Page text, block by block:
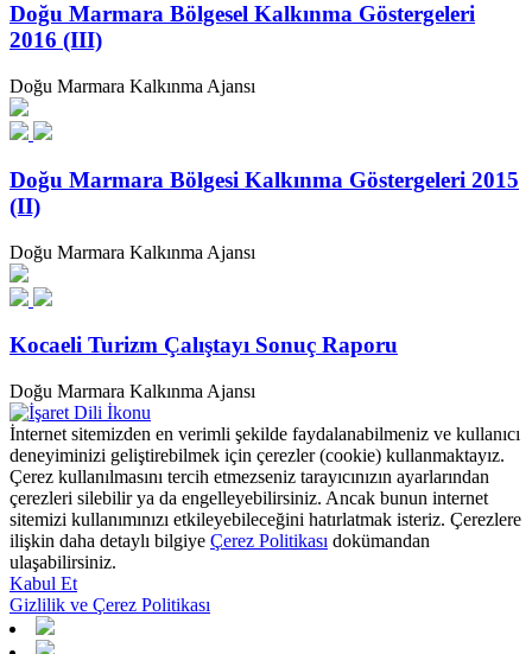
Doğu Marmara Bölgesel Kalkınma Göstergeleri
2016 (III)
Doğu Marmara Kalkınma Ajansı
Doğu Marmara Bölgesi Kalkınma Göstergeleri 2015
(II)
Doğu Marmara Kalkınma Ajansı
Kocaeli Turizm Çalıştayı Sonuç Raporu
Doğu Marmara Kalkınma Ajansı
İnternet sitemizden en verimli şekilde faydalanabilmeniz ve kullanıcı
deneyiminizi geliştirebilmek için çerezler (cookie) kullanmaktayız.
Çerez kullanılmasını tercih etmezseniz tarayıcınızın ayarlarından
çerezleri silebilir ya da engelleyebilirsiniz. Ancak bunun internet
sitemizi kullanımınızı etkileyebileceğini hatırlatmak isteriz. Çerezlere
ilişkin daha detaylı bilgiye Çerez Politikası dokümandan
ulaşabilirsiniz.
Kabul Et
Gizlilik ve Çerez Politikası